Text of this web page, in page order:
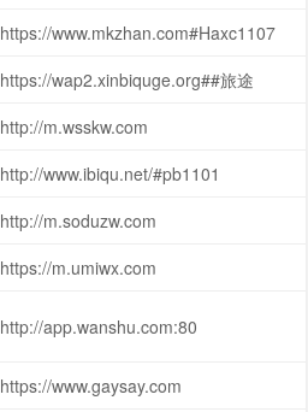
https://www.mkzhan.com#Haxc1107
https://wap2.xinbiquge.org##旅途
http://m.wsskw.com
http://www.ibiqu.net/#pb1101
http://m.soduzw.com
https://m.umiwx.com
http://app.wanshu.com:80
https://www.gaysay.com